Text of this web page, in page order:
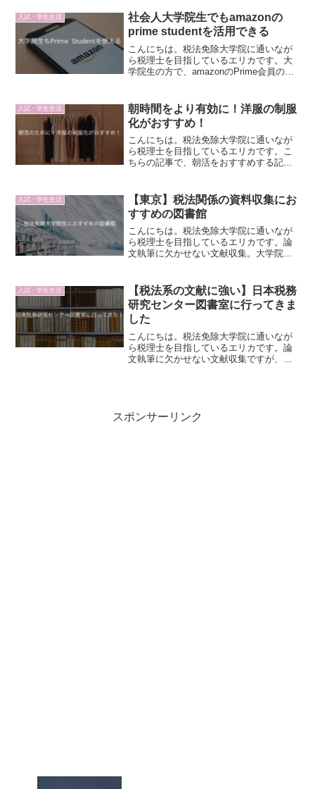
なと思ったので、日税連の建議書につい
て紹介します。日税連のホ...
入試・学生生活
社会人大学院生でもamazonの
prime studentを活用できる
こんにちは。税法免除大学院に通いなが
ら税理士を目指しているエリカです。大
学院生の方で、amazonのPrime会員の方
す。通常のPrime会員よりも安くP...
入試・学生生活
朝時間をより有効に！洋服の制服
化がおすすめ！
こんにちは。税法免除大学院に通いなが
ら税理士を目指しているエリカです。こ
ちらの記事で、朝活をおすすめする記事
いる方法を紹介しています。朝はとにか
く忙しい！朝活をおすすめ...
入試・学生生活
【東京】税法関係の資料収集にお
すすめの図書館
こんにちは。税法免除大学院に通いなが
ら税理士を目指しているエリカです。論
文執筆に欠かせない文献収集。大学院生
大学図書館にはない資料を探さないとい
けないことも…。しかし、...
入試・学生生活
【税法系の文献に強い】日本税務
研究センター図書室に行ってきま
した
こんにちは。税法免除大学院に通いなが
ら税理士を目指しているエリカです。論
文執筆に欠かせない文献収集ですが、大
スポンサーリンク